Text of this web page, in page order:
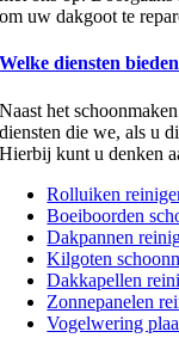
om uw dakgoot te
Welke diensten
Naast het
diensten die we, als u
Hierbij kunt u denken
Rolluiken
Boeiboorden
Dakpannen
Kilgoten
Dakkapellen
Zonnepanelen
Vogelwering